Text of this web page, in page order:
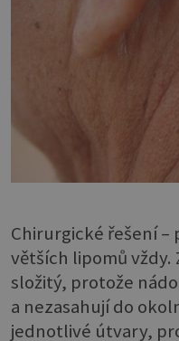
Chirurgické řešení –
větších lipomů
složitý, protože
a nezasahují do
jednotlivé útvary,